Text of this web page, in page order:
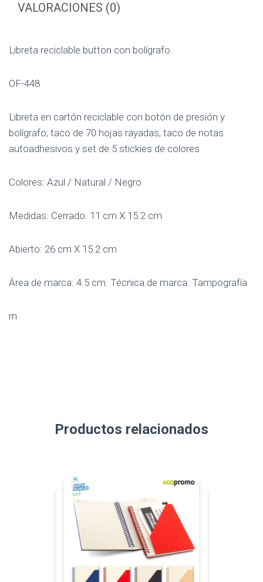
VALORACIONES (0)
Libreta reciclable button con bolígrafo
OF-448
Libreta en cartón reciclable con botón de presión y
bolígrafo; taco de 70 hojas rayadas, taco de notas
autoadhesivos y set de 5 stickies de colores
Colores: Azul / Natural / Negro
Medidas: Cerrado: 11 cm X 15.2 cm
Abierto: 26 cm X 15.2 cm
Área de marca: 4.5 cm. Técnica de marca: Tampografía
rn
Productos relacionados